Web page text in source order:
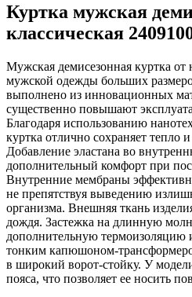
Куртка мужская
классическая
Мужская демисезонная куртка от
мужской одежды больших
выполнено из инновационных
существенно повышают
Благодаря использованию
куртка отлично сохраняет тепло
Добавление эластана во
дополнительный комфорт при
Внутренние мембраны
не препятствуя выведению
организма. Внешняя ткань
дождя. Застежка на длинную
дополнительную термоизоляцию
тонким капюшоном-
в широкий ворот-стойку. У
пояса, что позволяет ее носить